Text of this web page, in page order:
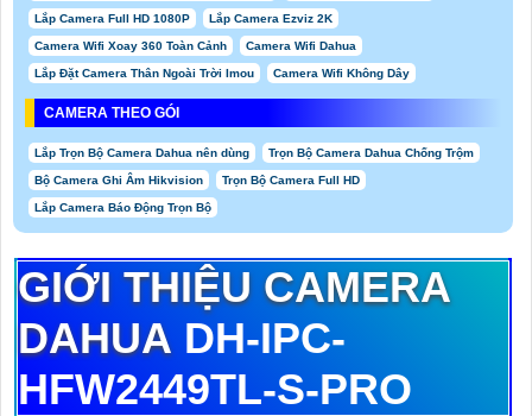
Lắp Camera Full HD 1080P Lắp Camera Ezviz 2K
Camera Wifi Xoay 360 Toàn Cảnh Camera Wifi Dahua
Lắp Đặt Camera Thân Ngoài Trời Imou Camera Wifi Không Dây
CAMERA THEO GÓI
Lắp Trọn Bộ Camera Dahua nên dùng Trọn Bộ Camera Dahua Chống Trộm
Bộ Camera Ghi Âm Hikvision Trọn Bộ Camera Full HD
Lắp Camera Báo Động Trọn Bộ
GIỚI THIỆU CAMERA
DAHUA DH-IPC-
HFW2449TL-S-PRO